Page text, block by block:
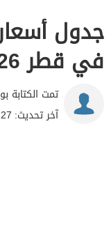
جدول
في قطر 2026
تمت الكتابة
آخر تحديث: 27 ديسمبر 2025 - 8:54م